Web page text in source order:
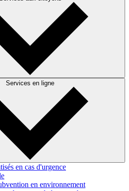
Services en ligne
en cas d'urgence
en environnement